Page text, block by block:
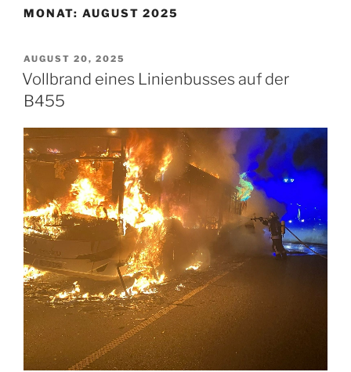
MONAT: AUGUST 2025
VERÖFFENTLICHT
AM
AUGUST 20, 2025
Vollbrand eines Linienbusses auf der
B455